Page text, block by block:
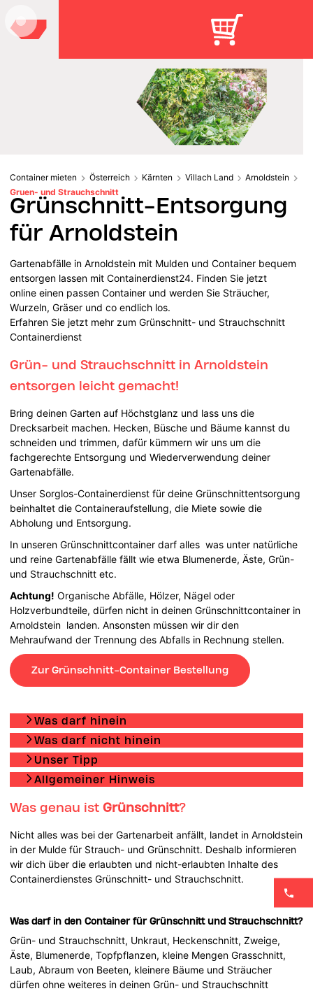
Container mieten Österreich Kärnten Villach Land
Arnoldstein
Gruen- und Strauchschnitt
Grünschnitt-Entsorgung
für Arnoldstein
Gartenabfälle in Arnoldstein mit Mulden und Container bequem
entsorgen lassen mit Containerdienst24. Finden Sie jetzt
online einen passen Container und werden Sie Sträucher,
Wurzeln, Gräser und co endlich los.
Erfahren Sie jetzt mehr zum Grünschnitt- und Strauchschnitt
Containerdienst
Grün- und Strauchschnitt in Arnoldstein
entsorgen leicht gemacht!
Bring deinen Garten auf Höchstglanz und lass uns die
Drecksarbeit machen. Hecken, Büsche und Bäume kannst du
schneiden und trimmen, dafür kümmern wir uns um die
fachgerechte Entsorgung und Wiederverwendung deiner
Gartenabfälle.
Unser Sorglos-Containerdienst für deine Grünschnittentsorgung
beinhaltet die Containeraufstellung, die Miete sowie die
Abholung und Entsorgung.
In unseren Grünschnittcontainer darf alles was unter natürliche
und reine Gartenabfälle fällt wie etwa Blumenerde, Äste, Grün-
und Strauchschnitt etc.
Achtung! Organische Abfälle, Hölzer, Nägel oder
Holzverbundteile, dürfen nicht in deinen Grünschnittcontainer in
Arnoldstein landen. Ansonsten müssen wir dir den
Mehraufwand der Trennung des Abfalls in Rechnung stellen.
Zur Grünschnitt-Container Bestellung
Was darf hinein
Was darf nicht hinein
Unser Tipp
Allgemeiner Hinweis
Was genau istGrünschnitt?
Nicht alles was bei der Gartenarbeit anfällt, landet in Arnoldstein
in der Mulde für Strauch- und Grünschnitt. Deshalb informieren
wir dich über die erlaubten und nicht-erlaubten Inhalte des
Containerdienstes Grünschnitt- und Strauchschnitt.
Was darf in den Container für Grünschnitt und Strauchschnitt?
Grün- und Strauchschnitt, Unkraut, Heckenschnitt, Zweige,
Äste, Blumenerde, Topfpflanzen, kleine Mengen Grasschnitt,
Laub, Abraum von Beeten, kleinere Bäume und Sträucher
dürfen ohne weiteres in deinen Grün- und Strauchschnitt